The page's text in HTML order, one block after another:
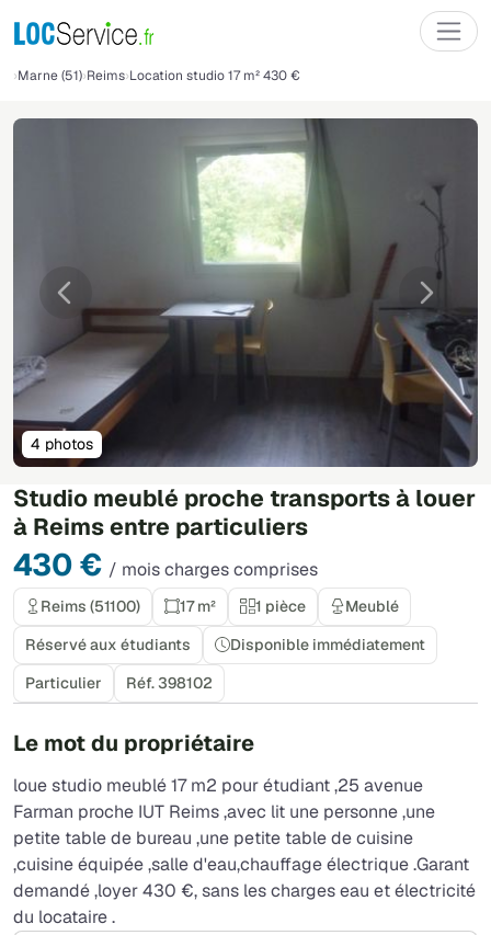
Marne (51) Reims Location studio 17 m² 430 €
Studio meublé proche transports à louer
à Reims entre particuliers
430 € / mois charges comprises
Précédente
4 photos
Reims (51100) 17 m² 1 pièce
Meublé
Réservé aux étudiants
Disponible immédiatement
Particulier
Réf. 398102
Le mot du propriétaire
loue studio meublé 17 m2 pour étudiant ,25 avenue
Farman proche IUT Reims ,avec lit une personne ,une
petite table de bureau ,une petite table de cuisine
,cuisine équipée ,salle d'eau,chauffage électrique .Garant
demandé ,loyer 430 €, sans les charges eau et électricité
du locataire .